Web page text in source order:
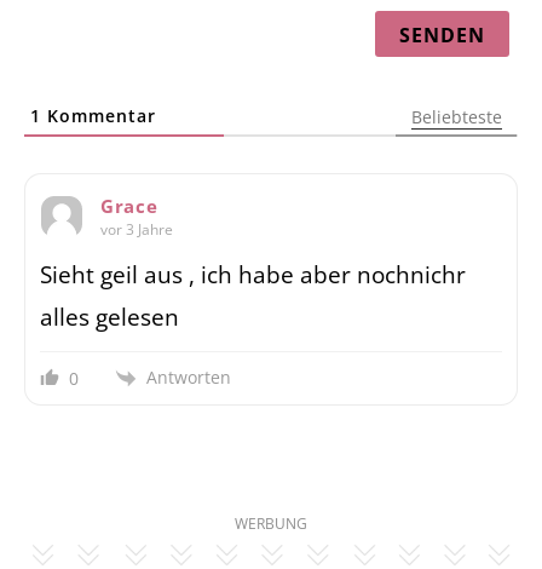
1 Kommentar Beliebteste
Grace
vor 3 Jahre
Sieht geil aus , ich habe aber nochnichr
alles gelesen
0 Antworten
WERBUNG